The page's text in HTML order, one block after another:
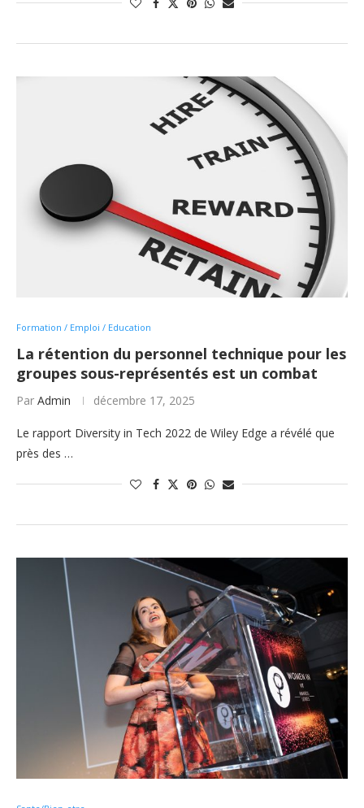
Formation / Emploi / Education
La rétention du personnel technique pour les
groupes sous-représentés est un combat
Par Admin décembre 17, 2025
Le rapport Diversity in Tech 2022 de Wiley Edge a révélé que
près des …